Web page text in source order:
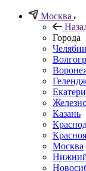
Москва
Города
Казань
Москва